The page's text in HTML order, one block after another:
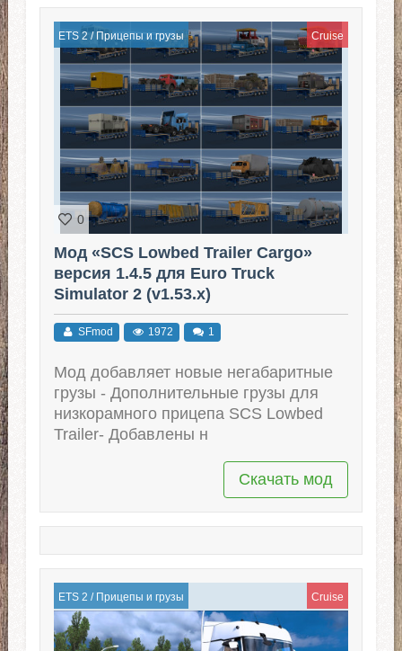
ETS 2/ Прицепы и грузы Cruise
0
Мод «SCS Lowbed Trailer Cargo»
версия 1.4.5 для Euro Truck
Simulator 2 (v1.53.x)
SFmod 1972 1
Мод добавляет новые негабаритные
грузы - Дополнительные грузы для
низкорамного прицепа SCS Lowbed
Trailer- Добавлены н
Скачать мод
ETS 2 / Прицепы и грузы Cruise